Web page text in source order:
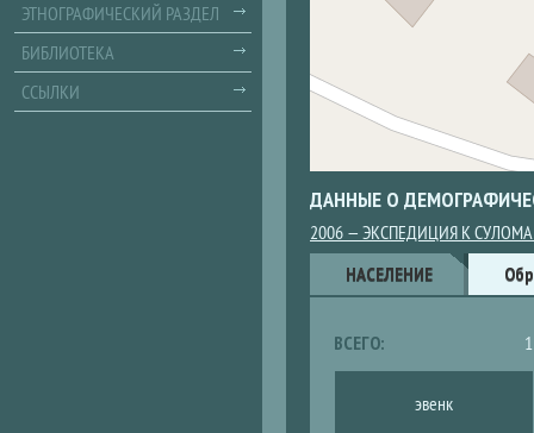
ДАННЫЕ О
2006 — ЭКСПЕДИЦИЯ К
ДанныеНАСЕЛЕНИЕ
ВСЕГО:
эвенк
ЭТНОГРАФИЧЕСКИЙ РАЗДЕЛ
БИБЛИОТЕКА
ССЫЛКИ